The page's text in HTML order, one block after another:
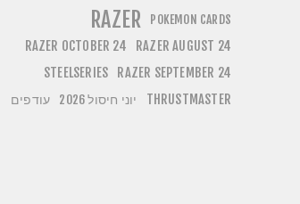
POKEMON CARDS
RAZER
RAZER AUGUST 24
RAZER OCTOBER 24
RAZER SEPTEMBER 24
STEELSERIES
THRUSTMASTER
יוני חיסול 2026 עודפים